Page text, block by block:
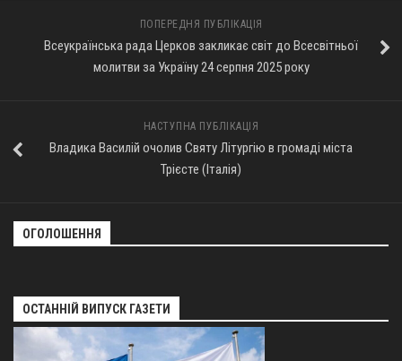
ПОПЕРЕДНЯ ПУБЛІКАЦІЯ
Всеукраїнська рада Церков закликає світ до Всесвітньої
молитви за Україну 24 серпня 2025 року
НАСТУПНА ПУБЛІКАЦІЯ
Владика Василій очолив Святу Літургію в громаді міста
Трієсте (Італія)
ОГОЛОШЕННЯ
ОСТАННІЙ ВИПУСК ГАЗЕТИ